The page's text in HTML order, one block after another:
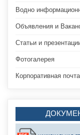
Водно
Объявления и
Статьи и
Фотогалерея
Корпоративная почта